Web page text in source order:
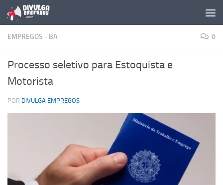
Skip to content
EMPREGOS - BA 0
Processo seletivo para Estoquista e
Motorista
POR DIVULGA EMPREGOS